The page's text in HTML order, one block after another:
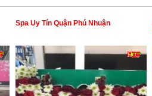
Spa Uy Tín Quận Phú Nhuận